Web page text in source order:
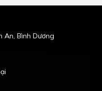
An, Bình Dương